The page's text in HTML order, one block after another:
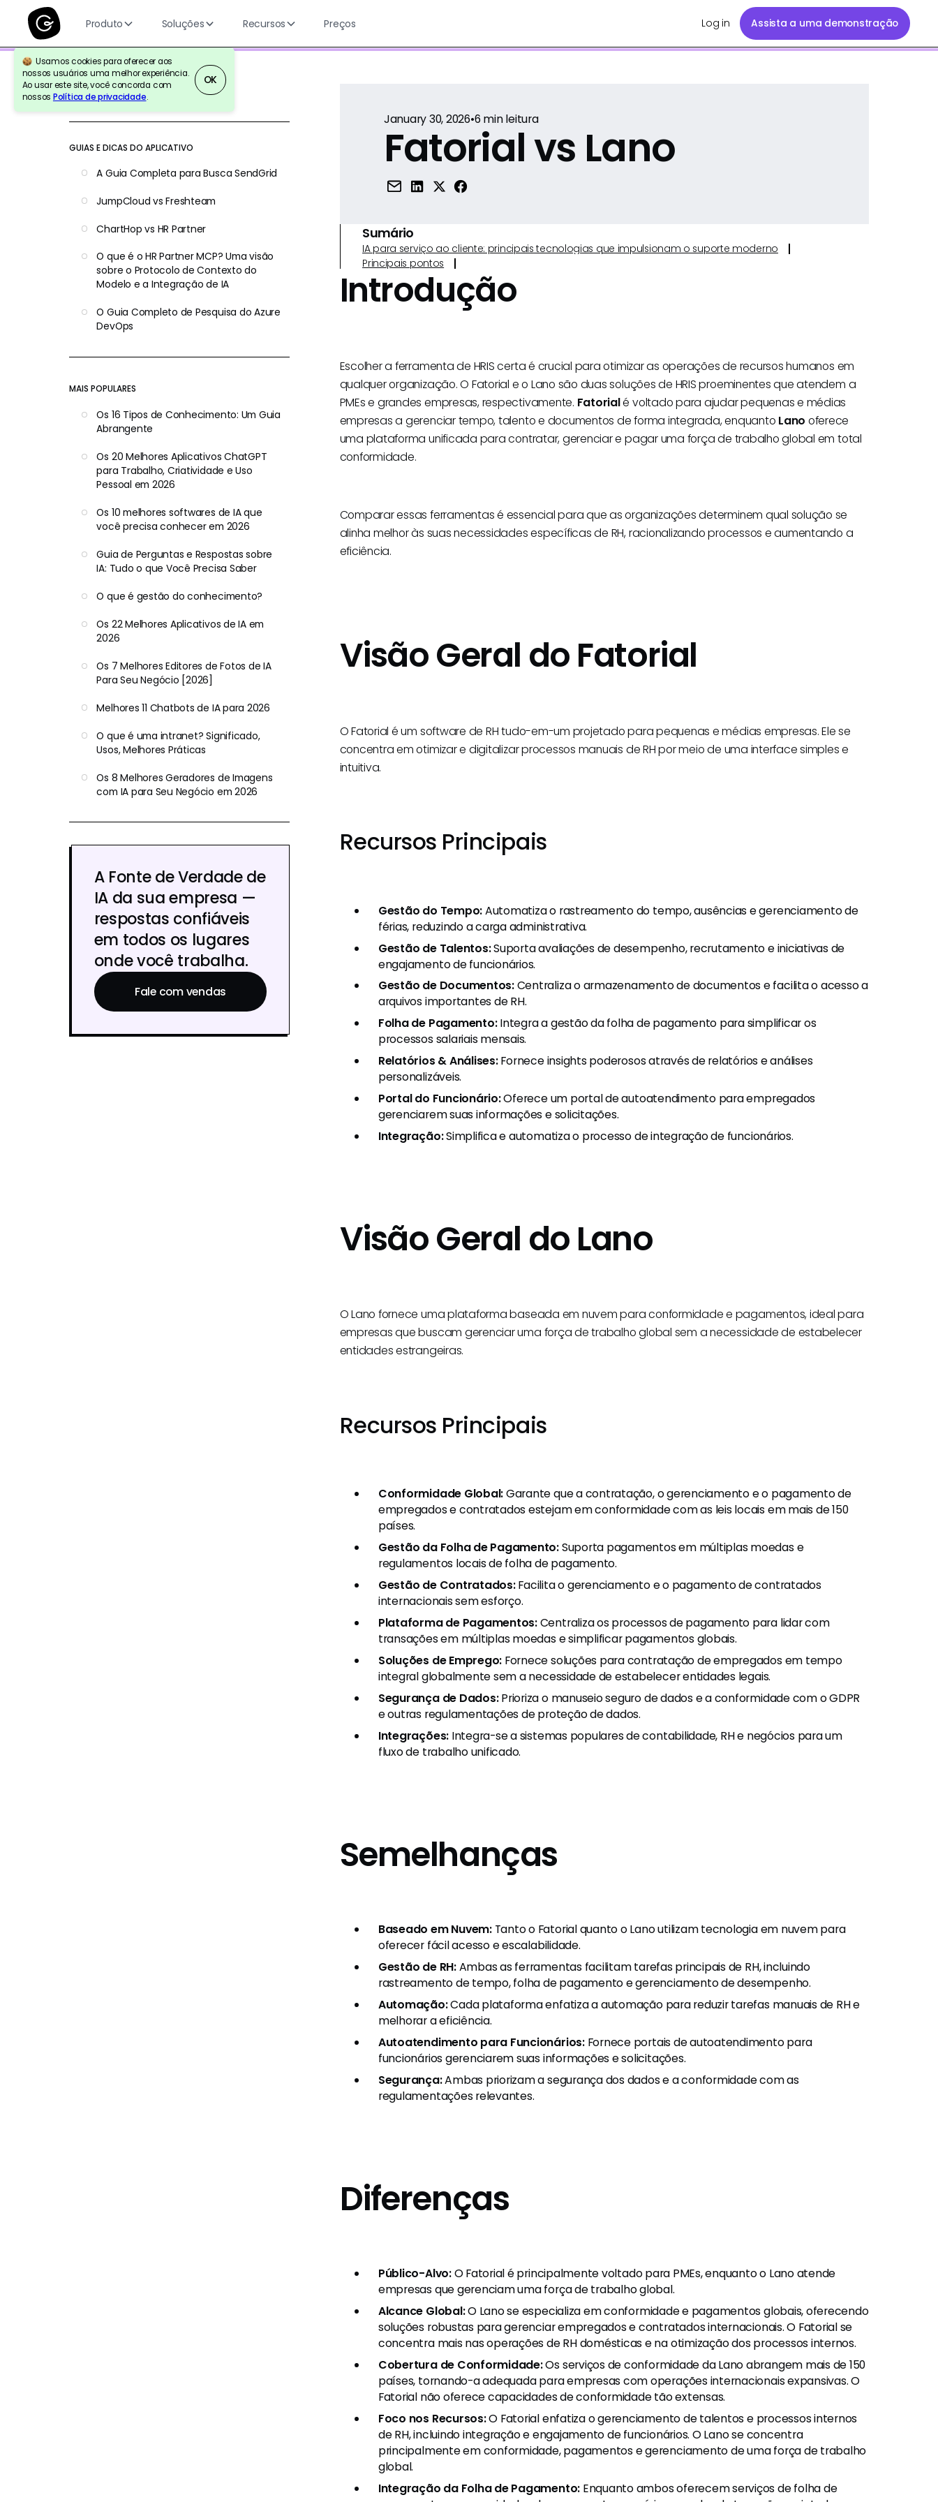
Produto Soluções Recursos Preços Log in Assista a uma demonstração
Usamos cookies para oferecer aos
nossos usuários uma melhor experiência.
Ao usar este site, você concorda com
nossos Política de privacidade.
OK
Voltar para a referência
GUIAS E DICAS DO APLICATIVO
A Guia Completa para Busca SendGrid
JumpCloud vs Freshteam
ChartHop vs HR Partner
O que é o HR Partner MCP? Uma visão
sobre o Protocolo de Contexto do
Modelo e a Integração de IA
O Guia Completo de Pesquisa do Azure
DevOps
MAIS POPULARES
Os 16 Tipos de Conhecimento: Um Guia
Abrangente
Os 20 Melhores Aplicativos ChatGPT
para Trabalho, Criatividade e Uso
Pessoal em 2026
Os 10 melhores softwares de IA que
você precisa conhecer em 2026
Guia de Perguntas e Respostas sobre
IA: Tudo o que Você Precisa Saber
O que é gestão do conhecimento?
Os 22 Melhores Aplicativos de IA em
2026
Os 7 Melhores Editores de Fotos de IA
Para Seu Negócio [2026]
Melhores 11 Chatbots de IA para 2026
O que é uma intranet? Significado,
Usos, Melhores Práticas
Os 8 Melhores Geradores de Imagens
com IA para Seu Negócio em 2026
A Fonte de Verdade de
IA da sua empresa —
respostas confiáveis
em todos os lugares
onde você trabalha.
Fale com vendas
January 30, 2026•6 min leitura
Fatorial vs Lano
Sumário
IA para serviço ao cliente: principais tecnologias que impulsionam o suporte moderno
Principais pontos
Introdução
Escolher a ferramenta de HRIS certa é crucial para otimizar as operações de recursos humanos em
qualquer organização. O Fatorial e o Lano são duas soluções de HRIS proeminentes que atendem a
PMEs e grandes empresas, respectivamente. Fatorialé voltado para ajudar pequenas e médias
empresas a gerenciar tempo, talento e documentos de forma integrada, enquanto Lano oferece
uma plataforma unificada para contratar, gerenciar e pagar uma força de trabalho global em total
conformidade.
Comparar essas ferramentas é essencial para que as organizações determinem qual solução se
alinha melhor às suas necessidades específicas de RH, racionalizando processos e aumentando a
eficiência.
Visão Geral do Fatorial
O Fatorial é um software de RH tudo-em-um projetado para pequenas e médias empresas. Ele se
concentra em otimizar e digitalizar processos manuais de RH por meio de uma interface simples e
intuitiva.
Recursos Principais
Gestão do Tempo:Automatiza o rastreamento do tempo, ausências e gerenciamento de
férias, reduzindo a carga administrativa.
Gestão de Talentos:Suporta avaliações de desempenho, recrutamento e iniciativas de
engajamento de funcionários.
Gestão de Documentos:Centraliza o armazenamento de documentos e facilita o acesso a
arquivos importantes de RH.
Folha de Pagamento:Integra a gestão da folha de pagamento para simplificar os
processos salariais mensais.
Relatórios & Análises:Fornece insights poderosos através de relatórios e análises
personalizáveis.
Portal do Funcionário:Oferece um portal de autoatendimento para empregados
gerenciarem suas informações e solicitações.
Integração:Simplifica e automatiza o processo de integração de funcionários.
Visão Geral do Lano
O Lano fornece uma plataforma baseada em nuvem para conformidade e pagamentos, ideal para
empresas que buscam gerenciar uma força de trabalho global sem a necessidade de estabelecer
entidades estrangeiras.
Recursos Principais
Conformidade Global:Garante que a contratação, o gerenciamento e o pagamento de
empregados e contratados estejam em conformidade com as leis locais em mais de 150
países.
Gestão da Folha de Pagamento:Suporta pagamentos em múltiplas moedas e
regulamentos locais de folha de pagamento.
Gestão de Contratados:Facilita o gerenciamento e o pagamento de contratados
internacionais sem esforço.
Plataforma de Pagamentos:Centraliza os processos de pagamento para lidar com
transações em múltiplas moedas e simplificar pagamentos globais.
Soluções de Emprego: Fornece soluções para contratação de empregados em tempo
integral globalmente sem a necessidade de estabelecer entidades legais.
Segurança de Dados:Prioriza o manuseio seguro de dados e a conformidade com o GDPR
e outras regulamentações de proteção de dados.
Integrações: Integra-se a sistemas populares de contabilidade, RH e negócios para um
fluxo de trabalho unificado.
Semelhanças
Baseado em Nuvem:Tanto o Fatorial quanto o Lano utilizam tecnologia em nuvem para
oferecer fácil acesso e escalabilidade.
Gestão de RH:Ambas as ferramentas facilitam tarefas principais de RH, incluindo
rastreamento de tempo, folha de pagamento e gerenciamento de desempenho.
Automação:Cada plataforma enfatiza a automação para reduzir tarefas manuais de RH e
melhorar a eficiência.
Autoatendimento para Funcionários:Fornece portais de autoatendimento para
funcionários gerenciarem suas informações e solicitações.
Segurança:Ambas priorizam a segurança dos dados e a conformidade com as
regulamentações relevantes.
Diferenças
Público-Alvo:O Fatorial é principalmente voltado para PMEs, enquanto o Lano atende
empresas que gerenciam uma força de trabalho global.
Alcance Global:O Lano se especializa em conformidade e pagamentos globais, oferecendo
soluções robustas para gerenciar empregados e contratados internacionais. O Fatorial se
concentra mais nas operações de RH domésticas e na otimização dos processos internos.
Cobertura de Conformidade:Os serviços de conformidade da Lano abrangem mais de 150
países, tornando-a adequada para empresas com operações internacionais expansivas. O
Fatorial não oferece capacidades de conformidade tão extensas.
Foco nos Recursos:O Fatorial enfatiza o gerenciamento de talentos e processos internos
de RH, incluindo integração e engajamento de funcionários. O Lano se concentra
principalmente em conformidade, pagamentos e gerenciamento de uma força de trabalho
global.
Integração da Folha de Pagamento: Enquanto ambos oferecem serviços de folha de